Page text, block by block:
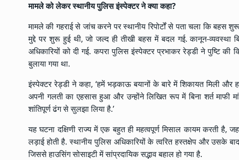
मामले को लेकर स्थानीय पुलिस इंस्पेक्टर ने क्या कहा?
मामले की गहराई से जांच करने पर स्थानीय रिपोर्टों से पता चला कि बहस
मुद्दे पर शुरू हुई थी, जो जल्द ही तीखी बहस में बदल गई. कानून-व्यवस्था
अधिकारियों को दी गई. कपरा पुलिस इंस्पेक्टर प्रभाकर रेड्डी ने पुष्टि
बुलाया गया था.
इंस्पेक्टर रेड्डी ने कहा, ‘हमें भड़काऊ बयानों के बारे में शिकायत मिली
अपनी गलती का एहसास हुआ और उन्होंने लिखित रूप में बिना शर्त माफी
शांतिपूर्ण ढंग से सुलझा लिया है.’
यह घटना दक्षिणी राज्य में एक बहुत ही महत्वपूर्ण मिसाल कायम करती
लड़ाई होती है. स्थानीय पुलिस अधिकारियों के त्वरित हस्तक्षेप और उसके
जिससे हाउसिंग सोसाइटी में सांप्रदायिक सद्भाव बहाल हो गया है.